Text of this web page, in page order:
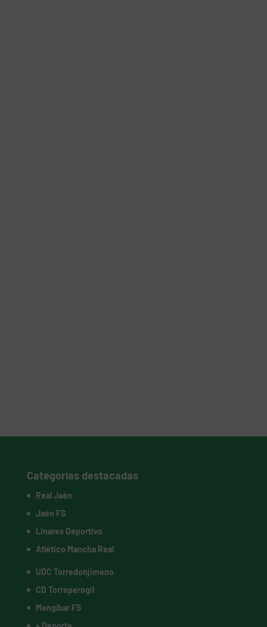
Categorías destacadas
Real Jaén
Jaén FS
Linares Deportivo
Atlético Mancha Real
UDC Torredonjimeno
CD Torreperogil
Mengíbar FS